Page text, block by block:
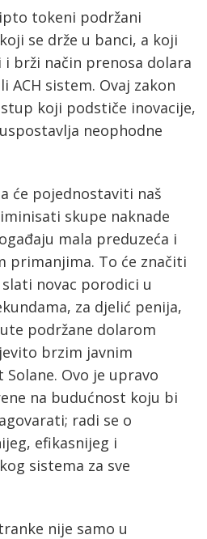
tokeni podržani
se drže u banci, a koji
brži način prenosa dolara
ACH sistem. Ovaj zakon
koji podstiče inovacije,
neophodne
će pojednostaviti naš
skupe naknade
mala preduzeća i
primanjima. To će značiti
novac porodici u
za djelić penija,
podržane dolarom
brzim javnim
Ovo je upravo
na budućnost koju bi
radi se o
efikasnijeg i
sistema za sve
nije samo u